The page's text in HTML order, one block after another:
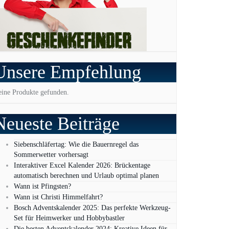
Empfehlung
Produkte gefunden.
Beiträge
Siebenschläfertag: Wie die Bauernregel das
Sommerwetter vorhersagt
Interaktiver Excel Kalender 2026: Brückentage
automatisch berechnen und Urlaub optimal planen
Wann ist Pfingsten?
Wann ist Christi Himmelfahrt?
Bosch Adventskalender 2025: Das perfekte Werkzeug-
Set für Heimwerker und Hobbybastler